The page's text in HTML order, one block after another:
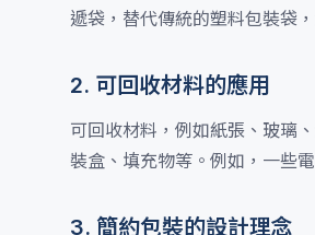
遞袋，替代傳統的塑料包裝袋
2. 可回收材料的應用
可回收材料，例如紙張、玻璃
裝盒、填充物等。例如，一些
3. 簡約包裝的設計理念